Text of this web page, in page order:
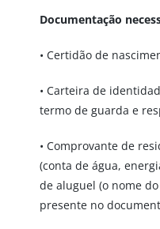
Documentação
• Certidão de
• Carteira de
termo de guarda e
• Comprovante de
(conta de água,
de aluguel (o nome
presente no